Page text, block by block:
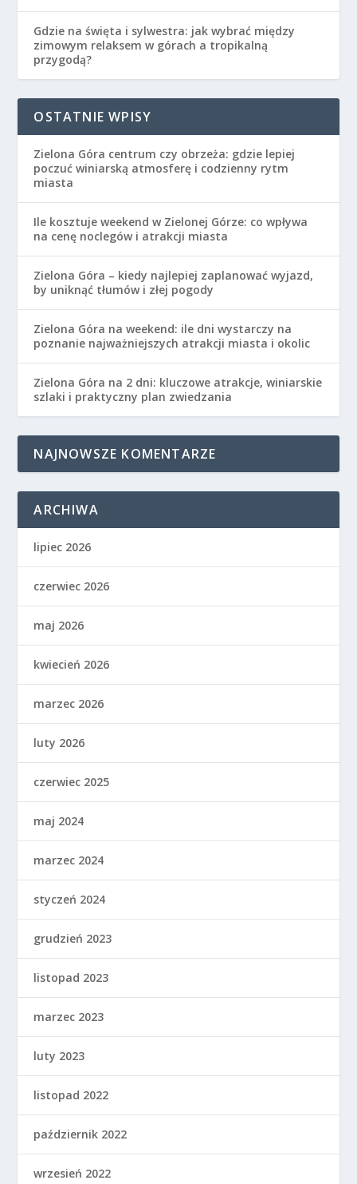
Gdzie na święta i sylwestra: jak wybrać między
zimowym relaksem w górach a tropikalną
przygodą?
OSTATNIE WPISY
Zielona Góra centrum czy obrzeża: gdzie lepiej
poczuć winiarską atmosferę i codzienny rytm
miasta
Ile kosztuje weekend w Zielonej Górze: co wpływa
na cenę noclegów i atrakcji miasta
Zielona Góra – kiedy najlepiej zaplanować wyjazd,
by uniknąć tłumów i złej pogody
Zielona Góra na weekend: ile dni wystarczy na
poznanie najważniejszych atrakcji miasta i okolic
Zielona Góra na 2 dni: kluczowe atrakcje, winiarskie
szlaki i praktyczny plan zwiedzania
NAJNOWSZE KOMENTARZE
ARCHIWA
lipiec 2026
czerwiec 2026
maj 2026
kwiecień 2026
marzec 2026
luty 2026
czerwiec 2025
maj 2024
marzec 2024
styczeń 2024
grudzień 2023
listopad 2023
marzec 2023
luty 2023
listopad 2022
październik 2022
wrzesień 2022